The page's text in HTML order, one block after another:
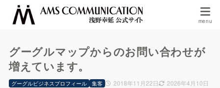
グーグルマップからのお問い合わせが
増えています。
2018年11月22日 2026年4月10日
グーグルビジネスプロフィール 集客